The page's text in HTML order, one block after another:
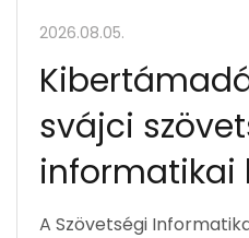
2026.08.05.
svájci
informatikai
A Szövetségi